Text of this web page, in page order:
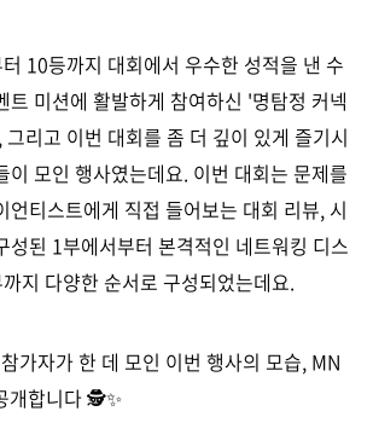
10등까지 대회에서 우수한 성적을 낸 수
트 미션에 활발하게 참여하신 '명탐정 커넥
리고 이번 대회를 좀 더 깊이 있게 즐기시
이 모인 행사였는데요. 이번 대회는 문제를
언티스트에게 직접 들어보는 대회 리뷰, 시
성된 1부에서부터 본격적인 네트워킹 디스
지 다양한 순서로 구성되었는데요.
가자가 한 데 모인 이번 행사의 모습, MN
개합니다 🕵️✨